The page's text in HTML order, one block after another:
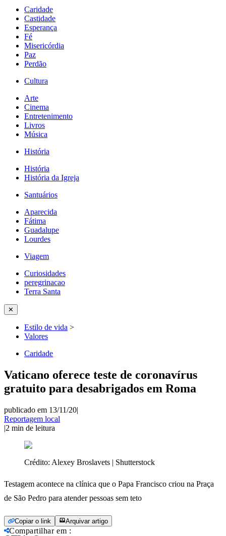
Caridade
Castidade
Esperança
Fé
Misericórdia
Paz
Perdão
Cultura
Arte
Cinema
Entretenimento
Livros
Música
História
História
História da Igreja
Santuários
Aparecida
Fátima
Guadalupe
Lourdes
Viagem
Curiosidades
peregrinacao
Terra Santa
✕
Estilo de vida >
Valores
Caridade
Vaticano oferece teste de coronavírus
gratuito para desabrigados em Roma
publicado em 13/11/20|
Reportagem local
|2 min de leitura
Crédito: Alexey Broslavets | Shutterstock
Testagem acontece na clínica que o Papa Francisco criou na Praça
de São Pedro para atender pessoas sem teto
Copiar o link Arquivar artigo
Compartilhar em :